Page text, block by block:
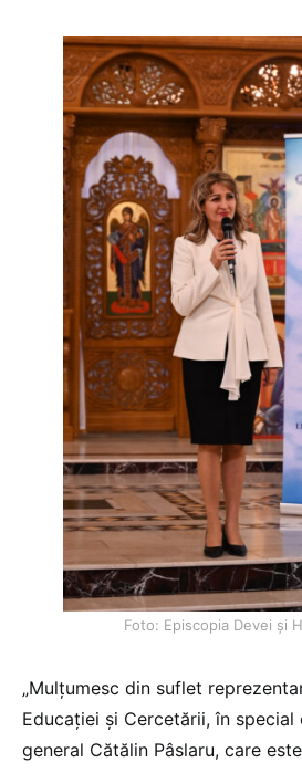
Foto: Episcopia Devei și
„Mulțumesc din suflet
Educației și Cercetării, în
general Cătălin Pâslaru, care